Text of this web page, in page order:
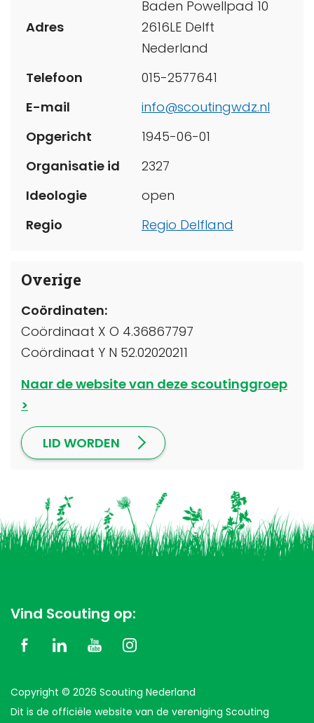
Adres
Baden Powellpad 10
2616LE Delft
Nederland
Telefoon
015-2577641
E-mail
info@scoutingwdz.nl
Opgericht
1945-06-01
Organisatie id
2327
Ideologie
open
Regio
Regio Delfland
Overige
Coördinaten:
Coördinaat X O 4.36867797
Coördinaat Y N 52.02020211
Naar de website van deze scoutinggroep
LID WORDEN
Vind Scouting op:
Copyright © 2026 Scouting Nederland
Dit is de officiële website van de vereniging Scouting